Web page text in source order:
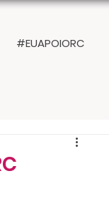
#EUAPOIORC